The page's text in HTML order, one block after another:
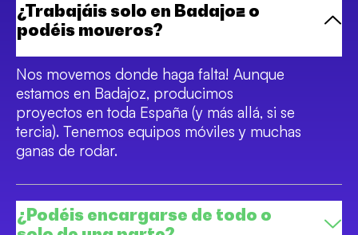
¿Trabajáis solo en Badajoz o
podéis moveros?
Nos movemos donde haga falta! Aunque
estamos en Badajoz, producimos
proyectos en toda España (y más allá, si se
tercia). Tenemos equipos móviles y muchas
ganas de rodar.
¿Podéis encargarse de todo o